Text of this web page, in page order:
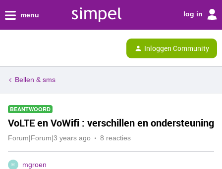
menu log in
Inloggen Community
Bellen & sms
BEANTWOORD
VoLTE en VoWifi : verschillen en ondersteuning
Forum|Forum|3 years ago 8 reacties
M mgroen